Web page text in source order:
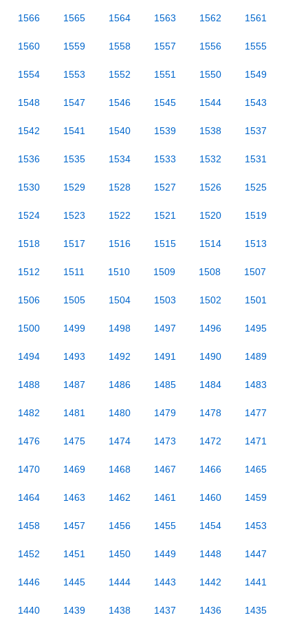
1566 1565 1564 1563 1562 1561
1560 1559 1558 1557 1556 1555
1554 1553 1552 1551 1550 1549
1548 1547 1546 1545 1544 1543
1542 1541 1540 1539 1538 1537
1536 1535 1534 1533 1532 1531
1530 1529 1528 1527 1526 1525
1524 1523 1522 1521 1520 1519
1518 1517 1516 1515 1514 1513
1512 1511 1510 1509 1508 1507
1506 1505 1504 1503 1502 1501
1500 1499 1498 1497 1496 1495
1494 1493 1492 1491 1490 1489
1488 1487 1486 1485 1484 1483
1482 1481 1480 1479 1478 1477
1476 1475 1474 1473 1472 1471
1470 1469 1468 1467 1466 1465
1464 1463 1462 1461 1460 1459
1458 1457 1456 1455 1454 1453
1452 1451 1450 1449 1448 1447
1446 1445 1444 1443 1442 1441
1440 1439 1438 1437 1436 1435